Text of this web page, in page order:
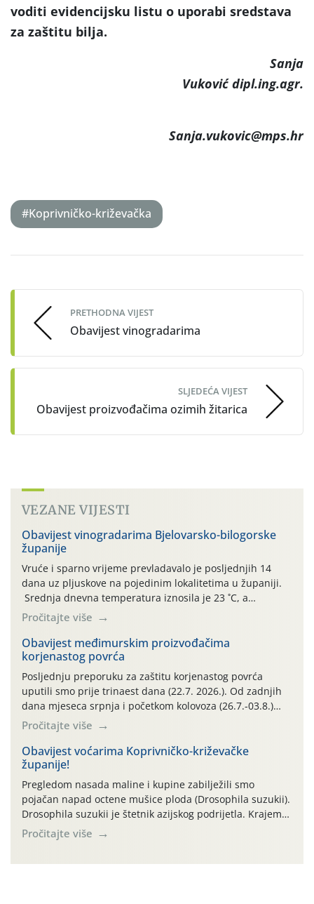
voditi evidencijsku listu o uporabi sredstava
za zaštitu bilja.
Sanja
Vuković dipl.ing.agr.
Sanja.vukovic@mps.hr
#Koprivničko-križevačka
navigation
PRETHODNA VIJEST
Obavijest vinogradarima
SLJEDEĆA VIJEST
Obavijest proizvođačima ozimih žitarica
VEZANE VIJESTI
Obavijest vinogradarima Bjelovarsko-bilogorske
županije
Vruće i sparno vrijeme prevladavalo je posljednjih 14
dana uz pljuskove na pojedinim lokalitetima u županiji.
Srednja dnevna temperatura iznosila je 23 ˚C, a
maksimalne su posljednjih dana dosezale do 35 ˚C.
Simptome plamenjače vinove loze (Plasmoparas
viticola) vidljivi su na zapercima i vršnom mladom lišću.
Kako bi i dalje održali zdravu lisnu masu u zaštiti je
moguće […]
Pročitajte više
Obavijest međimurskim proizvođačima
korjenastog povrća
Posljednju preporuku za zaštitu korjenastog povrća
uputili smo prije trinaest dana (22.7. 2026.). Od zadnjih
dana mjeseca srpnja i početkom kolovoza (26.7.-03.8.)
traje izuzetno nepovoljno meteorološko razdoblje za rast
i razvoj korjenastog povrća: najviše dnevne temperature
zraka zadnjih su devet dana u rasponu 30,7°-38,0°C!
Drugi ovogodišnji “toplinski udar” naročito je izražen
zadnja četiri dana (31.7.-03.8.), […]
Pročitajte više
Obavijest voćarima Koprivničko-križevačke
županije!
Pregledom nasada maline i kupine zabilježili smo
pojačan napad octene mušice ploda (Drosophila suzukii).
Drosophila suzukii je štetnik azijskog podrijetla. Krajem
2010. godine prvi puta je registriran u Hrvatskoj, a u
rujnu 2016. godine na našem su području zabilježene
Pročitajte više